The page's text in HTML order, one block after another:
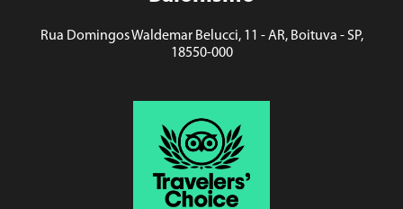
Rua Domingos Waldemar Belucci, 11 - AR, Boituva - SP,
18550-000